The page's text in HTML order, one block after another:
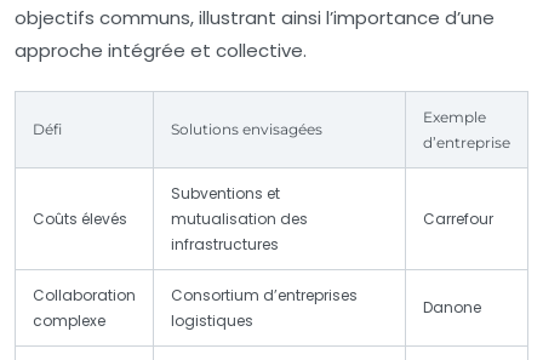
objectifs communs, illustrant ainsi l’importance d’une
approche intégrée et collective.
Défi Solutions envisagées
Exemple
d’entreprise
Coûts élevés
Subventions et
mutualisation des
infrastructures
Carrefour
Collaboration
complexe
Consortium d’entreprises
logistiques
Danone